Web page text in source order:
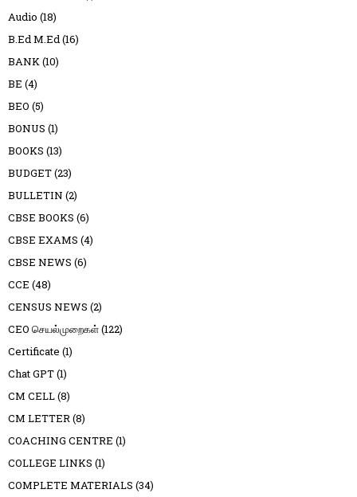
Audio (18)
B.Ed M.Ed(16)
BANK(10)
BE (4)
BEO (5)
BONUS (1)
BOOKS (13)
BUDGET(23)
BULLETIN (2)
CBSE BOOKS (6)
CBSE EXAMS (4)
CBSE NEWS (6)
CCE (48)
CENSUS NEWS (2)
CEO செயல்முறைகள்(122)
Certificate (1)
Chat GPT(1)
CM CELL(8)
CM LETTER(8)
COACHING CENTRE (1)
COLLEGE LINKS (1)
COMPLETE MATERIALS (34)